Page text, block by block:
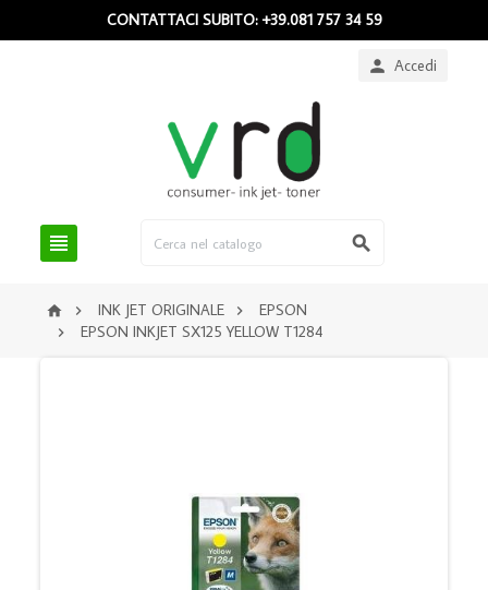
CONTATTACI SUBITO: +39.081 757 34 59
 Accedi
 
  INK JET ORIGINALE  EPSON
 EPSON INKJET SX125 YELLOW T1284